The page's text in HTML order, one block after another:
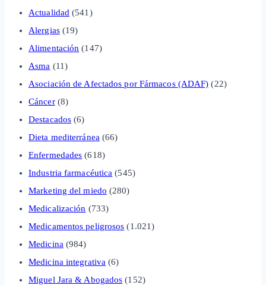
Actualidad (541)
Alergias(19)
Alimentación (147)
Asma (11)
Asociación de Afectados por Fármacos (ADAF) (22)
Cáncer(8)
Destacados (6)
Dieta mediterránea (66)
Enfermedades (618)
Industria farmacéutica (545)
Marketing del miedo (280)
Medicalización (733)
Medicamentos peligrosos (1.021)
Medicina (984)
Medicina integrativa (6)
Miguel Jara & Abogados (152)